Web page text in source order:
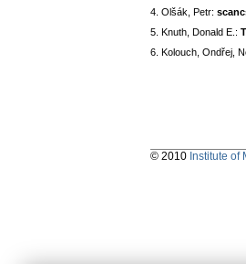
4. Olšák, Petr:
5. Knuth, Donald E.:
6. Kolouch, Ondřej,
© 2010 Institute of